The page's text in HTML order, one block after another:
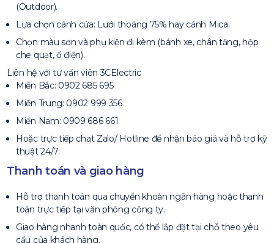
(Outdoor).
Lựa chọn cánh cửa: Lưới thoáng 75% hay cánh Mica.
Chọn màu sơn và phụ kiện đi kèm (bánh xe, chân tăng, hộp
che quạt, ổ điện).
Liên hệ với tư vấn viên 3CElectric
Miền Bắc: 0902 685 695
Miền Trung: 0902 999 356
Miền Nam: 0909 686 661
Hoặc trực tiếp chat Zalo/ Hotline để nhận báo giá và hỗ trợ kỹ
thuật 24/7.
Thanh toán và giao hàng
Hỗ trợ thanh toán qua chuyển khoản ngân hàng hoặc thanh
toán trực tiếp tại văn phòng công ty.
Giao hàng nhanh toàn quốc, có thể lắp đặt tại chỗ theo yêu
cầu của khách hàng.